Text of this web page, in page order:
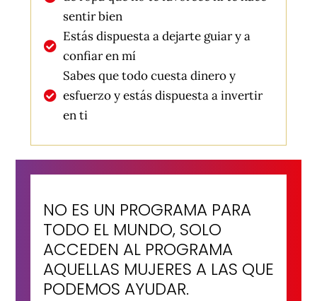
sentir bien
Estás dispuesta a dejarte guiar y a
confiar en mí
Sabes que todo cuesta dinero y
esfuerzo y estás dispuesta a invertir
en ti
NO ES UN PROGRAMA PARA
TODO EL MUNDO, SOLO
ACCEDEN AL PROGRAMA
AQUELLAS MUJERES A LAS QUE
PODEMOS AYUDAR.